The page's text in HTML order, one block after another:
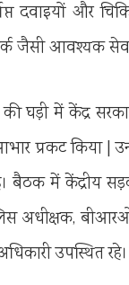
दवाइयों और
जैसी आवश्यक
घड़ी में केंद्र
प्रकट किया |
में केंद्रीय
अधीक्षक,
उपस्थित रहे।